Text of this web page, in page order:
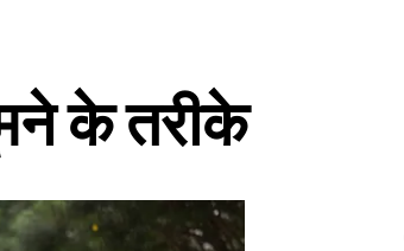
के तरीके